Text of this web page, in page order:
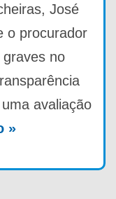
José
o procurador
no
avaliação
»